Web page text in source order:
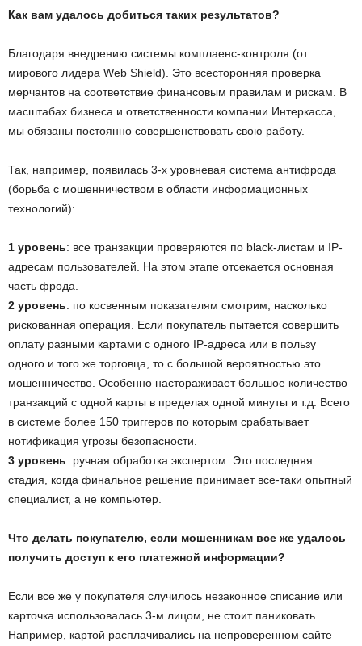
Как вам удалось добиться таких результатов?
Благодаря внедрению системы комплаенс-контроля (от
мирового лидера Web Shield). Это всесторонняя проверка
мерчантов на соответствие финансовым правилам и рискам. В
масштабах бизнеса и ответственности компании Интеркасса,
мы обязаны постоянно совершенствовать свою работу.
Так, например, появилась 3-х уровневая система антифрода
(борьба с мошенничеством в области информационных
технологий):
1 уровень: все транзакции проверяются по black-листам и IP-
адресам пользователей. На этом этапе отсекается основная
часть фрода.
2 уровень: по косвенным показателям смотрим, насколько
рискованная операция. Если покупатель пытается совершить
оплату разными картами с одного IP-адреса или в пользу
одного и того же торговца, то с большой вероятностью это
мошенничество. Особенно настораживает большое количество
транзакций с одной карты в пределах одной минуты и т.д. Всего
в системе более 150 триггеров по которым срабатывает
нотификация угрозы безопасности.
3 уровень: ручная обработка экспертом. Это последняя
стадия, когда финальное решение принимает все-таки опытный
специалист, а не компьютер.
Что делать покупателю, если мошенникам все же удалось
получить доступ к его платежной информации?
Если все же у покупателя случилось незаконное списание или
карточка использовалась 3-м лицом, не стоит паниковать.
Например, картой расплачивались на непроверенном сайте